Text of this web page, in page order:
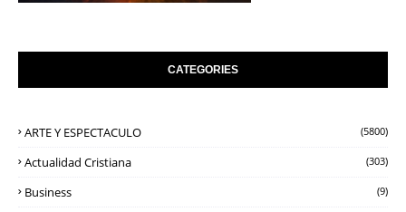
CATEGORIES
ARTE Y ESPECTACULO (5800)
Actualidad Cristiana (303)
Business (9)